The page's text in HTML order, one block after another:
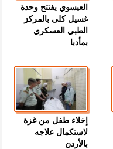
العيسوي يفتتح وحدة
غسيل كلى بالمركز
الطبي العسكري
بمأدبا
إخلاء طفل من غزة
لاستكمال علاجه
بالأردن